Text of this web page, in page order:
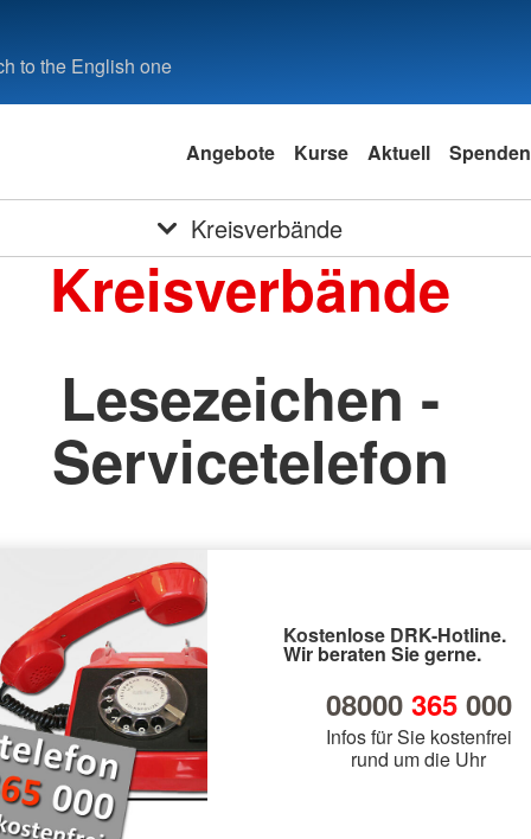
to the English one
Angebote Kurse Aktuell Spenden
Kreisverbände
Kreisverbände
Lesezeichen -
Servicetelefon
Kostenlose DRK-Hotline.
Wir beraten Sie gerne.
08000 365000
Infos für Sie kostenfrei
rund um die Uhr